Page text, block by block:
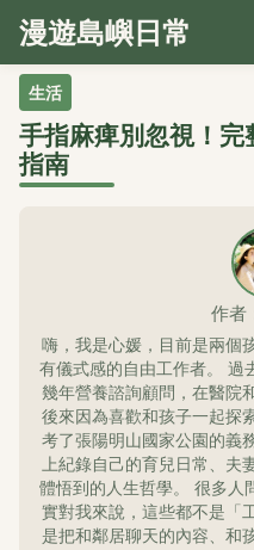
漫遊島嶼日常
生活
手指麻痺別忽視！
指南
作者
嗨，我是心媛，目前是兩個
有儀式感的自由工作者。 過
幾年營養諮詢顧問，在醫院
後來因為喜歡和孩子一起探
考了張陽明山國家公園的義
上紀錄自己的育兒日常、夫
體悟到的人生哲學。 很多人
實對我來說，這些都不是「
是把和鄰居聊天的內容、和